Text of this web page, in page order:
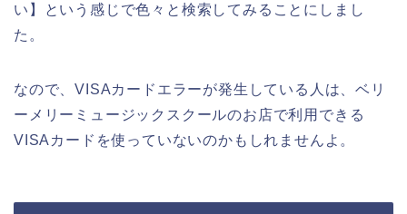
い】という感じで色々と検索してみることにしまし
た。
なので、VISAカードエラーが発生している人は、ベリ
ーメリーミュージックスクールのお店で利用できる
VISAカードを使っていないのかもしれませんよ。